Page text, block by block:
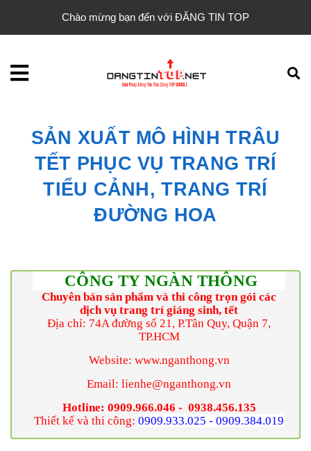
Chào mừng bạn đến với ĐĂNG TIN TOP
SẢN XUẤT MÔ HÌNH TRÂU
TẾT PHỤC VỤ TRANG TRÍ
TIỂU CẢNH, TRANG TRÍ
ĐƯỜNG HOA
CÔNG TY NGÀN THÔNG
Chuyên bán sản phẩm và thi công trọn gói các
dịch vụ trang trí giáng sinh, tết
Địa chỉ: 74A đường số 21, P.Tân Quy, Quận 7,
TP.HCM
Website: www.nganthong.vn
Email: lienhe@nganthong.vn
Hotline: 0909.966.046 - 0938.456.135
Thiết kế và thi công: 0909.933.025 - 0909.384.019